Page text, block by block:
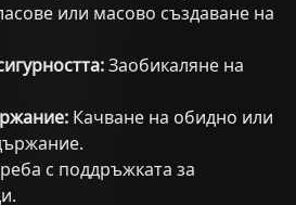
или масово създаване на
Заобикаляне на
Качване на обидно или
с поддръжката за